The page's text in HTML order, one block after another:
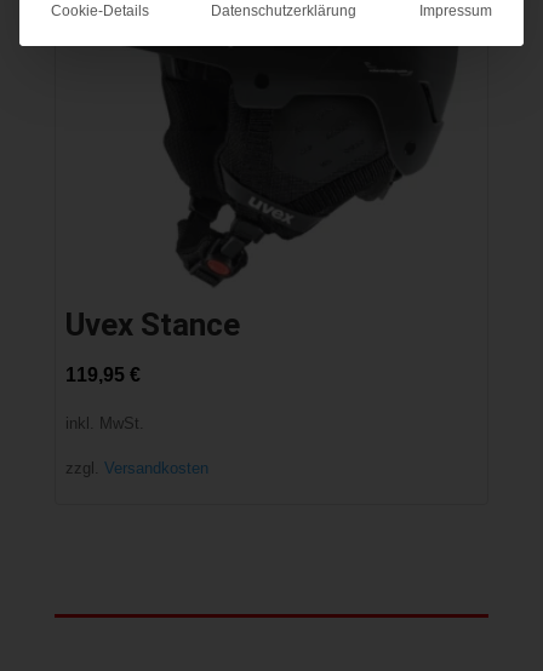
Uvex Stance
119,95 €
inkl. MwSt.
zzgl. Versandkosten
Cookie-Details Datenschutzerklärung Impressum